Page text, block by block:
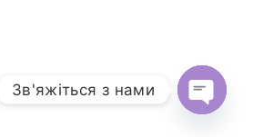
Зв'яжіться з нами
Open